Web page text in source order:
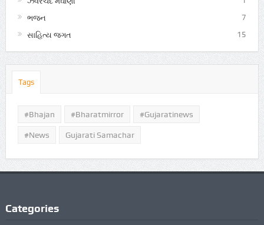
ભજન 7
સાહિત્ય જગત 15
Tags
#Bhajan #bharatmirror #gujaratinews
#news Gujarati Samachar
Categories